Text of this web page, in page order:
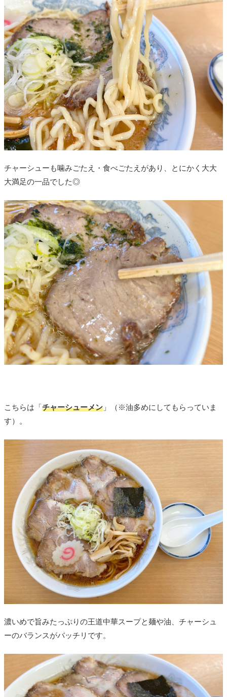
チャーシューも噛みごたえ・食べごたえがあり、とにかく大大
大満足の一品でした◎
こちらは「 チャーシューメン 」（※油多めにしてもらっていま
す）。
濃いめで旨みたっぷりの王道中華スープと麺や油、チャーシュ
ーのバランスがバッチリです。